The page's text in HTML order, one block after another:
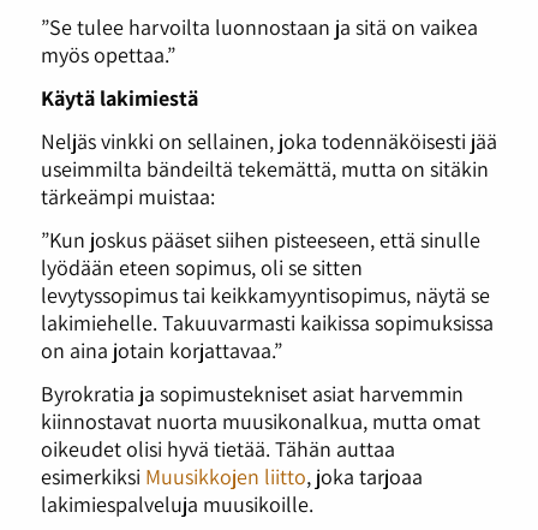
”Se tulee harvoilta luonnostaan ja sitä on vaikea
myös opettaa.”
Käytä lakimiestä
Neljäs vinkki on sellainen, joka todennäköisesti jää
useimmilta bändeiltä tekemättä, mutta on sitäkin
tärkeämpi muistaa:
”Kun joskus pääset siihen pisteeseen, että sinulle
lyödään eteen sopimus, oli se sitten
levytyssopimus tai keikkamyyntisopimus, näytä se
lakimiehelle. Takuuvarmasti kaikissa sopimuksissa
on aina jotain korjattavaa.”
Byrokratia ja sopimustekniset asiat harvemmin
kiinnostavat nuorta muusikonalkua, mutta omat
oikeudet olisi hyvä tietää. Tähän auttaa
esimerkiksi Muusikkojen liitto, joka tarjoaa
lakimiespalveluja muusikoille.